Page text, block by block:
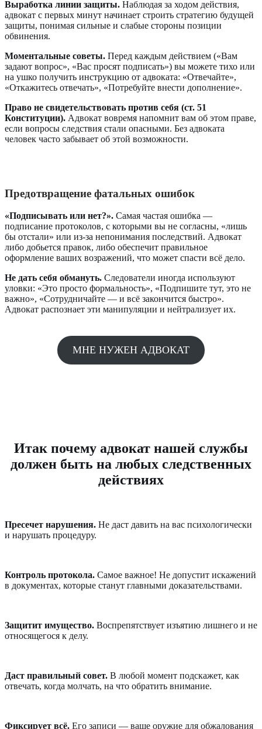
Выработка линии защиты. Наблюдая за ходом действия,
адвокат с первых минут начинает строить стратегию будущей
защиты, понимая сильные и слабые стороны позиции
обвинения.
Моментальные советы. Перед каждым действием («Вам
задают вопрос», «Вас просят подписать») вы можете тихо или
на ушко получить инструкцию от адвоката: «Отвечайте»,
«Откажитесь отвечать», «Потребуйте внести дополнение».
Право не свидетельствовать против себя (ст. 51
Конституции). Адвокат вовремя напомнит вам об этом праве,
если вопросы следствия стали опасными. Без адвоката
человек часто забывает об этой возможности.
Предотвращение фатальных ошибок
«Подписывать или нет?». Самая частая ошибка —
подписание протоколов, с которыми вы не согласны, «лишь
бы отстали» или из-за непонимания последствий. Адвокат
либо добьется правок, либо обеспечит правильное
оформление ваших возражений, что может спасти всё дело.
Не дать себя обмануть. Следователи иногда используют
уловки: «Это просто формальность», «Подпишите тут, это не
важно», «Сотрудничайте — и всё закончится быстро».
Адвокат распознает эти манипуляции и нейтрализует их.
МНЕ НУЖЕН АДВОКАТ
Итак почему адвокат нашей службы
должен быть на любых следственных
действиях
Пресечет нарушения. Не даст давить на вас психологически
и нарушать процедуру.
Контроль протокола. Самое важное! Не допустит искажений
в документах, которые станут главными доказательствами.
Защитит имущество. Воспрепятствует изъятию лишнего и не
относящегося к делу.
Даст правильный совет. В любой момент подскажет, как
отвечать, когда молчать, на что обратить внимание.
Фиксирует всё. Его записи — ваше оружие для обжалования